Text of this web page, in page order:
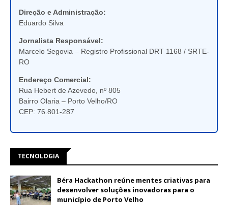
Direção e Administração:
Eduardo Silva
Jornalista Responsável:
Marcelo Segovia – Registro Profissional DRT 1168 / SRTE-
RO
Endereço Comercial:
Rua Hebert de Azevedo, nº 805
Bairro Olaria – Porto Velho/RO
CEP: 76.801-287
TECNOLOGIA
Béra Hackathon reúne mentes criativas para
desenvolver soluções inovadoras para o
município de Porto Velho